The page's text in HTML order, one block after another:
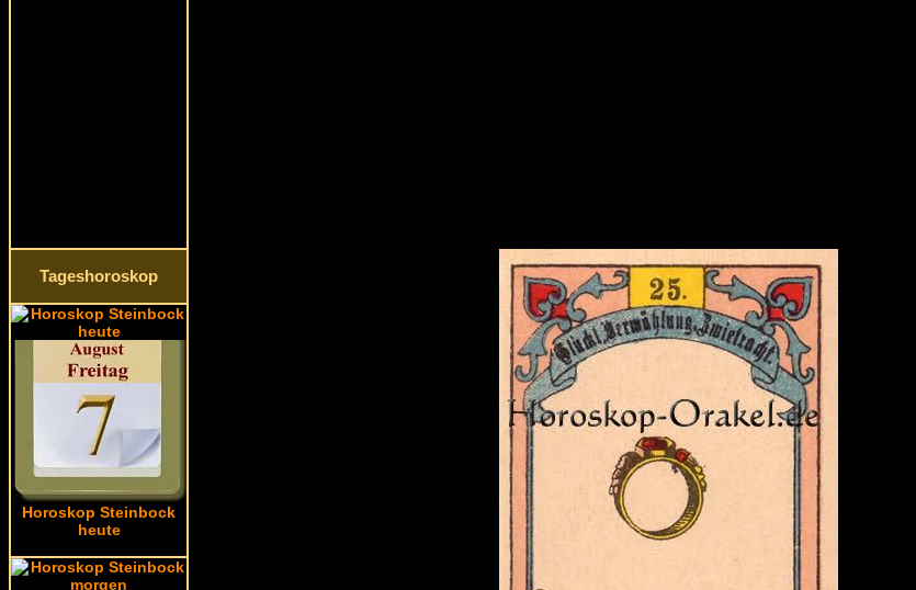
Tageshoroskop
Horoskop Steinbock
heute